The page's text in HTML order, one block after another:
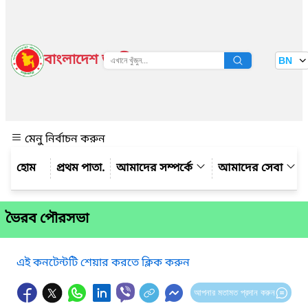
বাংলাদেশ জাতীয় তথ্য বাতায়ন BN
মেনু নির্বাচন করুন
প্রথম পাতা.
আমাদের সম্পর্কে আমাদের সেবা
ভৈরব পৌরসভা
এই কনটেন্টটি শেয়ার করতে ক্লিক করুন
আপনার মতামত প্রদান করুন